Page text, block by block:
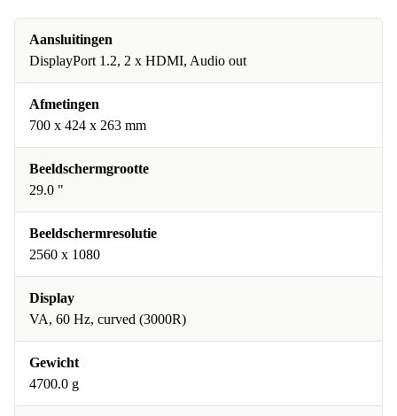
Aansluitingen
DisplayPort 1.2, 2 x HDMI, Audio out
Afmetingen
700 x 424 x 263 mm
Beeldschermgrootte
29.0 "
Beeldschermresolutie
2560 x 1080
Display
VA, 60 Hz, curved (3000R)
Gewicht
4700.0 g